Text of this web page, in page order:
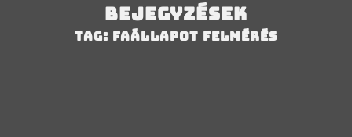
Bejegyzések
Tag: faállapot felmérés